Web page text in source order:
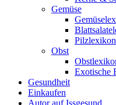
Gemüse
Pilzlexikon
Obst
Exotische
Gesundheit
Einkaufen
Autor auf Issgesund